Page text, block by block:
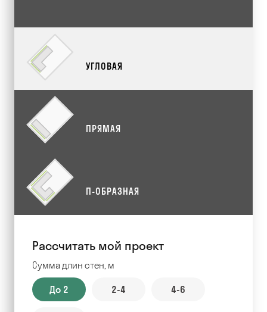
УГЛОВАЯ
ПРЯМАЯ
П-ОБРАЗНАЯ
Рассчитать мой проект
Сумма длин стен, м
До 2 2-4 4-6